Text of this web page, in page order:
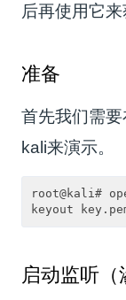
后再使用它来
准备
首先我们需
kali来演示。
root@kali#
启动监听（